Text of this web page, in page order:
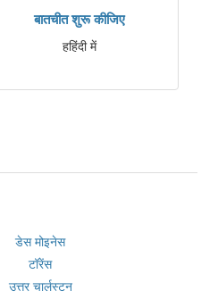
बातचीत शुरू कीजिए
हहिंदी में
डेस मोइनेस
टॉरेंस
उत्तर चार्लस्टन